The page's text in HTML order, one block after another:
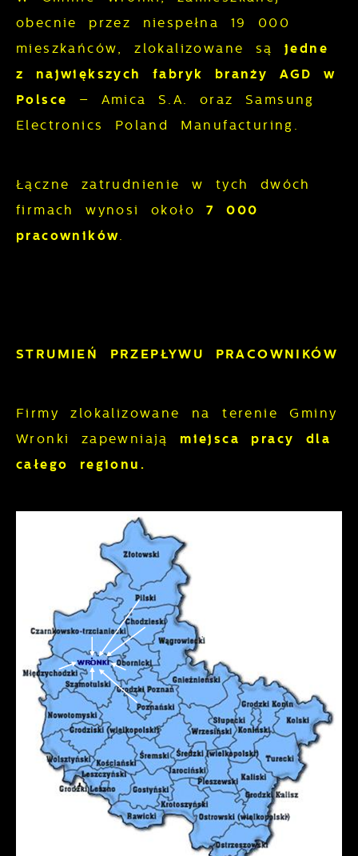
obecnie przez niespełna 19 000
mieszkańców, zlokalizowane są jedne
z największych fabryk branży AGD w
Polsce
– Amica S.A. oraz Samsung
Electronics Poland Manufacturing.
Łączne zatrudnienie w tych dwóch
firmach wynosi około7
000
pracowników.
STRUMIEŃ PRZEPŁYWU PRACOWNIKÓW
Firmy zlokalizowane na terenie Gminy
Wronki zapewniają miejsca pracy dla
całego regionu.